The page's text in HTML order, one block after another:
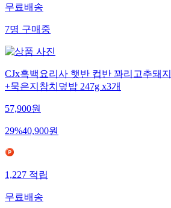
무료배송
7명구매중
CJx흑백요리사 햇반 컵반 꽈리고추돼
+묵은지참치덮밥 247g x3개
57,900원
29%40,900원
1,227적립
무료배송